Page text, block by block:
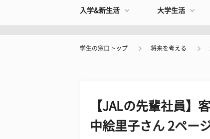
入学&新生活 大学生活
学生の窓口トップ 将来を考える
【JALの先輩社員】
中絵里子さん 2ペー